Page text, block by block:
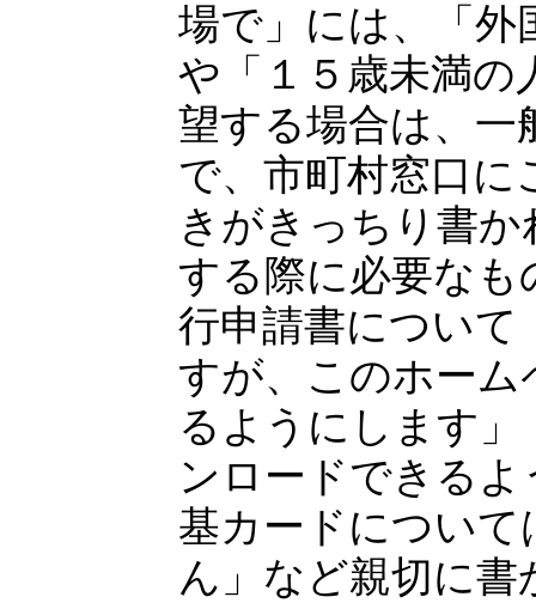
場で」には、「外
や「１５歳未満の
望する場合は、一
で、市町村窓口に
きがきっちり書
する際に必要なも
行申請書について
すが、このホー
るようにします
ンロードできる
基カードについ
ん」など親切に